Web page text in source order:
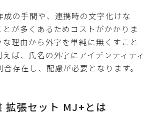
成の手間や、連携時の文字化けな
とが多くあるためコストがかかりま
な理由から外字を単純に無くすこと
ば、氏名の外字にアイデンティティ
存在し、配慮が必要となります。
拡張セット MJ+とは